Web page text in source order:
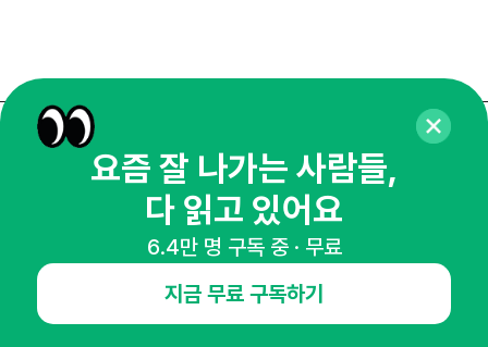
매주 화요일 아침,
마케팅 감각을 깨워 드릴게요!
65,043명의 마케터를 성장시키는 뉴스레터
요즘 잘 나가는 사람들,
다 읽고 있어요
6.4만 명 구독 중 · 무료
지금 무료 구독하기